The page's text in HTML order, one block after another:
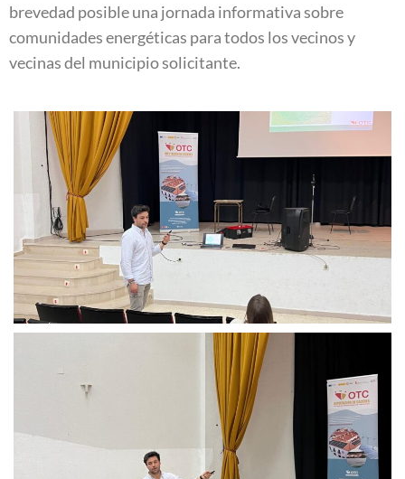
brevedad posible una jornada informativa sobre
comunidades energéticas para todos los vecinos y
vecinas del municipio solicitante.